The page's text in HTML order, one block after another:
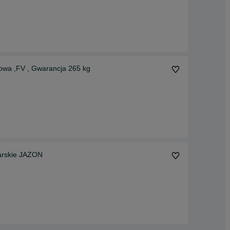
,FV , Gwarancja 265 kg
JAZON